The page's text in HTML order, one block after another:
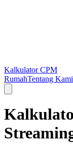
Kalkulator CPM
RumahTentang Kami